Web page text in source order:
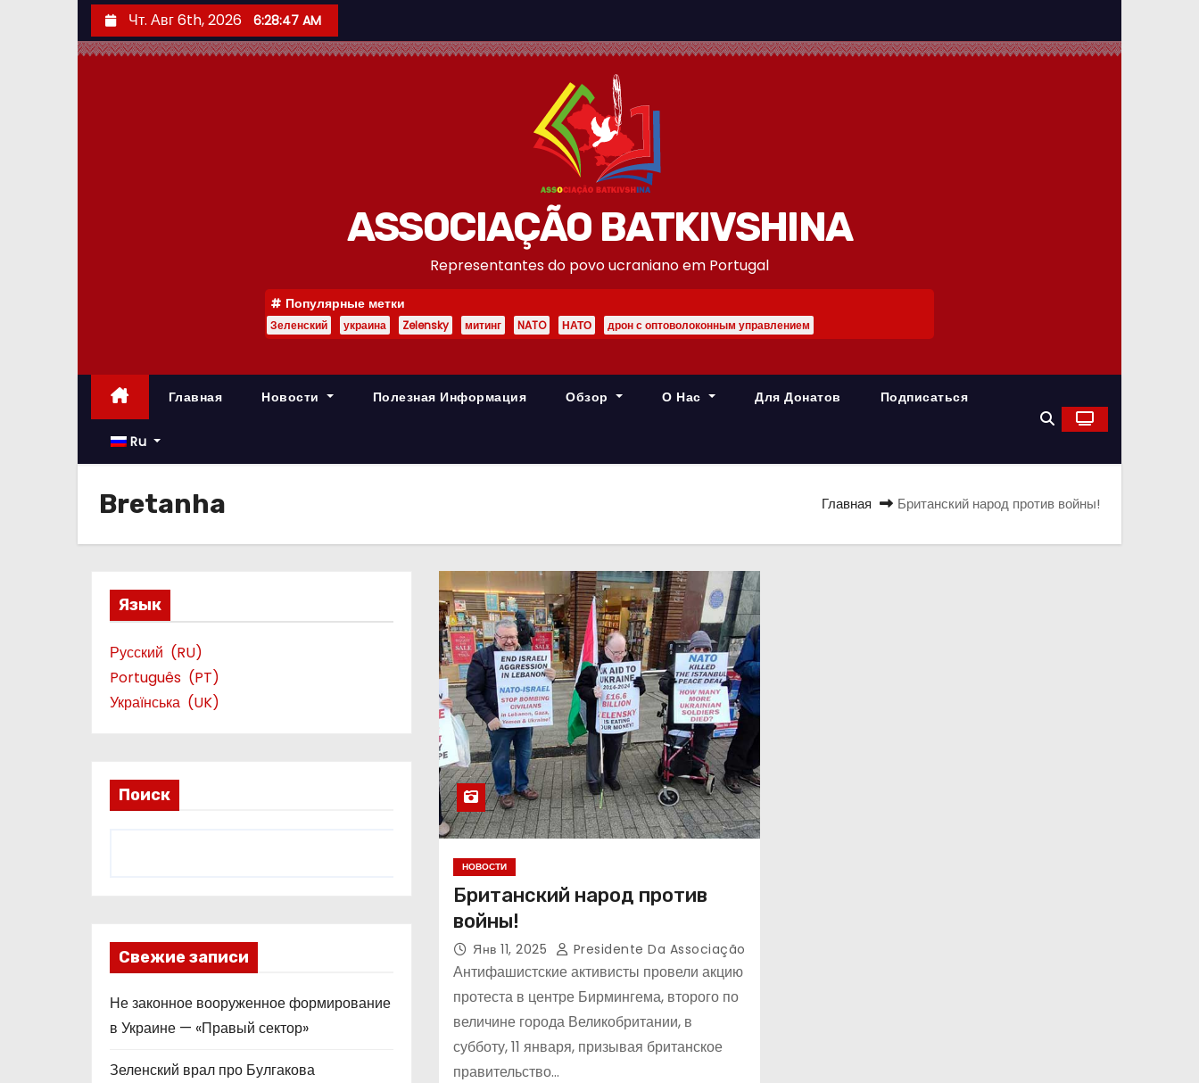
е
р
у
Чт. Авг 6th, 2026 6:28:48 AM
ASSOCIAÇÃO BATKIVSHINA
Representantes do povo ucraniano em Portugal
Популярные метки
Зеленский украина Zelensky митинг NATO НАТО дрон с оптоволоконным управлением
Главная Новости Полезная Информация Обзор О Нас Для Донатов Подписаться
Ru
Bretanha Главная Британский народ против войны!
Язык
Русский
RU
Português
PT
Українська
UK
Поиск
Свежие записи
Не законное вооруженное формирование
в Украине — «Правый сектор»
Зеленский врал про Булгакова
НОВОСТИ
Британский народ против
войны!
Янв 11, 2025 Presidente Da Associação
Антифашистские активисты провели акцию
протеста в центре Бирмингема, второго по
величине города Великобритании, в
субботу, 11 января, призывая британское
правительство…